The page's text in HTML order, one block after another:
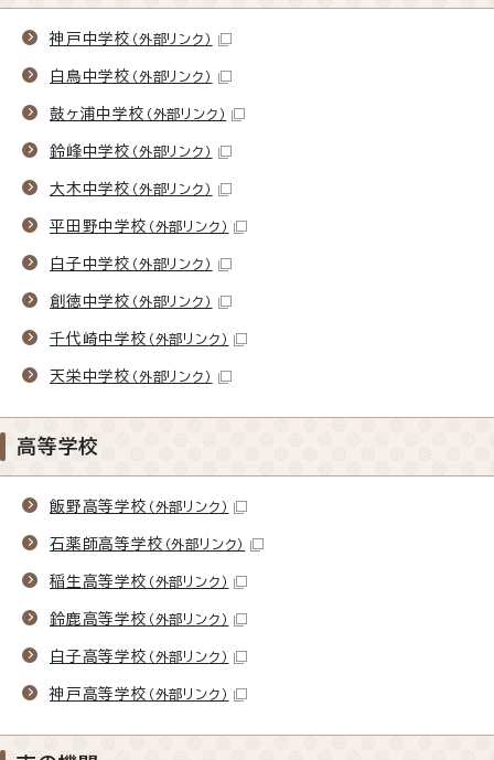
神戸中学校 （外部リンク）
白鳥中学校 （外部リンク）
鼓ヶ浦中学校 （外部リンク）
鈴峰中学校 （外部リンク）
大木中学校 （外部リンク）
平田野中学校 （外部リンク）
白子中学校 （外部リンク）
創徳中学校 （外部リンク）
千代崎中学校 （外部リンク）
天栄中学校 （外部リンク）
高等学校
飯野高等学校 （外部リンク）
石薬師高等学校 （外部リンク）
稲生高等学校 （外部リンク）
鈴鹿高等学校 （外部リンク）
白子高等学校 （外部リンク）
神戸高等学校 （外部リンク）